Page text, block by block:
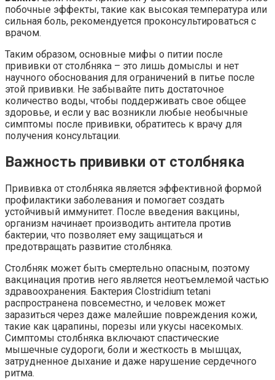
побочные эффекты, такие как высокая температура или
сильная боль, рекомендуется проконсультироваться с
врачом.
Таким образом, основные мифы о питии после
прививки от столбняка – это лишь домыслы и нет
научного обоснования для ограничений в питье после
этой прививки. Не забывайте пить достаточное
количество воды, чтобы поддерживать свое общее
здоровье, и если у вас возникли любые необычные
симптомы после прививки, обратитесь к врачу для
получения консультации.
Важность прививки от столбняка
Прививка от столбняка является эффективной формой
профилактики заболевания и помогает создать
устойчивый иммунитет. После введения вакцины,
организм начинает производить антитела против
бактерии, что позволяет ему защищаться и
предотвращать развитие столбняка.
Столбняк может быть смертельно опасным, поэтому
вакцинация против него является неотъемлемой частью
здравоохранения. Бактерия Clostridium tetani
распространена повсеместно, и человек может
заразиться через даже малейшие повреждения кожи,
такие как царапины, порезы или укусы насекомых.
Симптомы столбняка включают спастические
мышечные судороги, боли и жесткость в мышцах,
затрудненное дыхание и даже нарушение сердечного
ритма.